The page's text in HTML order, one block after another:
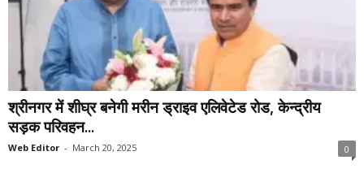
श्रीनगर में शीघ्र बनेगी मरीन ड्राइव एलिवेटेड रोड, केन्द्रीय
सड़क परिवहन...
Web Editor - March 20, 2025 0